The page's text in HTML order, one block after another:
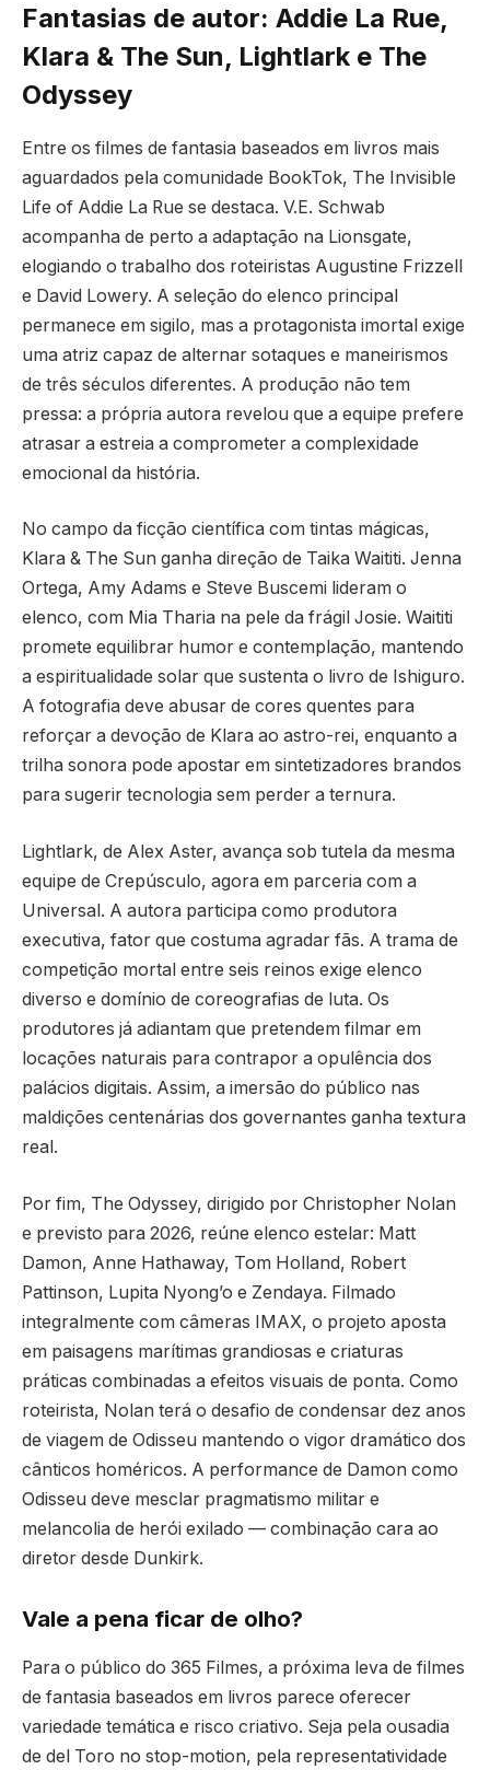
Fantasias de autor: Addie La Rue,
Klara & The Sun, Lightlark e The
Odyssey
Entre os filmes de fantasia baseados em livros mais
aguardados pela comunidade BookTok, The Invisible
Life of Addie La Rue se destaca. V.E. Schwab
acompanha de perto a adaptação na Lionsgate,
elogiando o trabalho dos roteiristas Augustine Frizzell
e David Lowery. A seleção do elenco principal
permanece em sigilo, mas a protagonista imortal exige
uma atriz capaz de alternar sotaques e maneirismos
de três séculos diferentes. A produção não tem
pressa: a própria autora revelou que a equipe prefere
atrasar a estreia a comprometer a complexidade
emocional da história.
No campo da ficção científica com tintas mágicas,
Klara & The Sun ganha direção de Taika Waititi. Jenna
Ortega, Amy Adams e Steve Buscemi lideram o
elenco, com Mia Tharia na pele da frágil Josie. Waititi
promete equilibrar humor e contemplação, mantendo
a espiritualidade solar que sustenta o livro de Ishiguro.
A fotografia deve abusar de cores quentes para
reforçar a devoção de Klara ao astro-rei, enquanto a
trilha sonora pode apostar em sintetizadores brandos
para sugerir tecnologia sem perder a ternura.
Lightlark, de Alex Aster, avança sob tutela da mesma
equipe de Crepúsculo, agora em parceria com a
Universal. A autora participa como produtora
executiva, fator que costuma agradar fãs. A trama de
competição mortal entre seis reinos exige elenco
diverso e domínio de coreografias de luta. Os
produtores já adiantam que pretendem filmar em
locações naturais para contrapor a opulência dos
palácios digitais. Assim, a imersão do público nas
maldições centenárias dos governantes ganha textura
real.
Por fim, The Odyssey, dirigido por Christopher Nolan
e previsto para 2026, reúne elenco estelar: Matt
Damon, Anne Hathaway, Tom Holland, Robert
Pattinson, Lupita Nyong’o e Zendaya. Filmado
integralmente com câmeras IMAX, o projeto aposta
em paisagens marítimas grandiosas e criaturas
práticas combinadas a efeitos visuais de ponta. Como
roteirista, Nolan terá o desafio de condensar dez anos
de viagem de Odisseu mantendo o vigor dramático dos
cânticos homéricos. A performance de Damon como
Odisseu deve mesclar pragmatismo militar e
melancolia de herói exilado — combinação cara ao
diretor desde Dunkirk.
Vale a pena ficar de olho?
Para o público do 365 Filmes, a próxima leva de filmes
de fantasia baseados em livros parece oferecer
variedade temática e risco criativo. Seja pela ousadia
de del Toro no stop-motion, pela representatividade